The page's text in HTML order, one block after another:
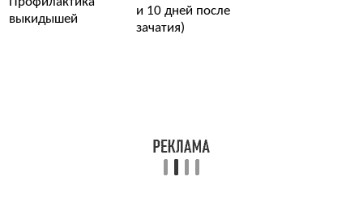
выкидышей
и 10 дней после
зачатия)